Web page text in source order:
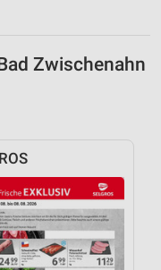
Zwischenahn